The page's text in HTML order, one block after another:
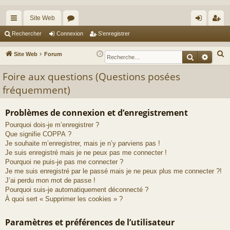
cc
ès
ra
pi
de
Site Web
or
u
m
s
ne
xi
nr
eg
Rechercher Connexion S’enregistrer
Site Web Forum
e
e
Foire aux questions (Questions posées
fréquemment)
Problèmes de connexion et d’enregistrement
Pourquoi dois-je m’enregistrer ?
Que signifie COPPA ?
Je souhaite m’enregistrer, mais je n’y parviens pas !
Je suis enregistré mais je ne peux pas me connecter !
Pourquoi ne puis-je pas me connecter ?
Je me suis enregistré par le passé mais je ne peux plus me connecter ?!
J’ai perdu mon mot de passe !
Pourquoi suis-je automatiquement déconnecté ?
À quoi sert « Supprimer les cookies » ?
Paramètres et préférences de l’utilisateur